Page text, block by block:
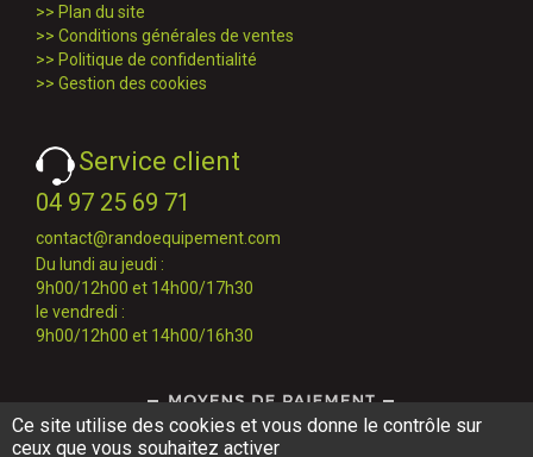
>> Plan du site
>> Conditions générales de ventes
>> Politique de confidentialité
>> Gestion des cookies
Service client
04 97 25 69 71
contact@randoequipement.com
Du lundi au jeudi :
9h00/12h00 et 14h00/17h30
le vendredi :
9h00/12h00 et 14h00/16h30
Ce site utilise des cookies et vous donne le contrôle sur
ceux que vous souhaitez activer